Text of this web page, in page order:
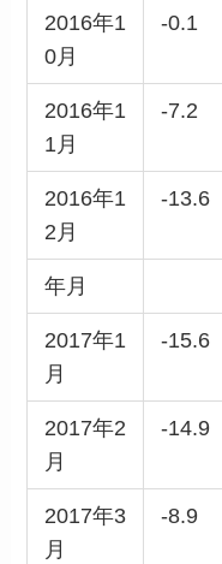
2016年1
0月
-0.1
2016年1
1月
-7.2
2016年1
2月
-13.6
年月
2017年1
月
-15.6
2017年2
月
-14.9
2017年3
月
-8.9